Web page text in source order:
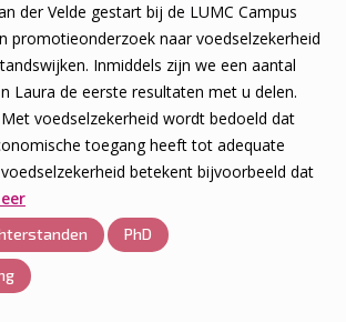
der Velde gestart bij de LUMC Campus
promotieonderzoek naar voedselzekerheid
Inmiddels zijn we een aantal
Laura de eerste resultaten met u delen.
voedselzekerheid wordt bedoeld dat
toegang heeft tot adequate
betekent bijvoorbeeld dat
PhD